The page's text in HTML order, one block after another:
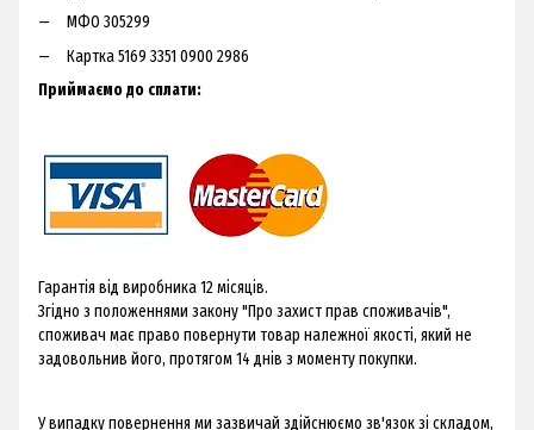
МФО 305299
Картка 5169 3351 0900 2986
Приймаємо до сплати:
Гарантія від виробника 12 місяців.
Згідно з положеннями закону "Про захист прав споживачів",
споживач має право повернути товар належної якості, який не
задовольнив його, протягом 14 днів з моменту покупки.
​У випадку повернення ми зазвичай здійснюємо зв'язок зі складом,